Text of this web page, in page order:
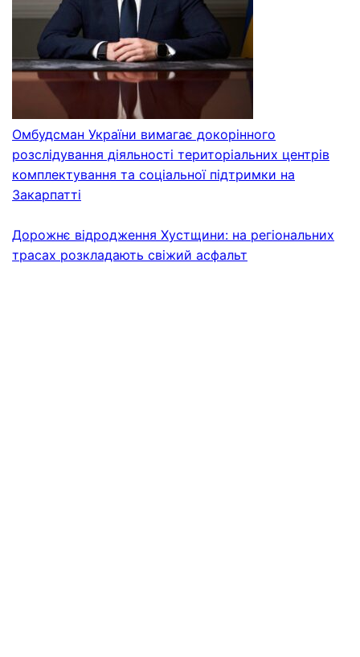
Омбудсман України вимагає докорінного
розслідування діяльності територіальних центрів
комплектування та соціальної підтримки на
Закарпатті
Дорожнє відродження Хустщини: на регіональних
трасах розкладають свіжий асфальт